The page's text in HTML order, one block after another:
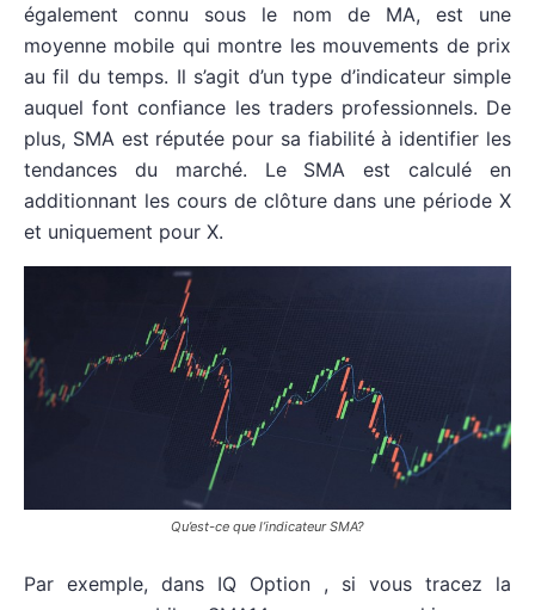
également connu sous le nom de MA, est une
moyenne mobile qui montre les mouvements de prix
au fil du temps. Il s’agit d’un type d’indicateur simple
auquel font confiance les traders professionnels. De
plus, SMA est réputée pour sa fiabilité à identifier les
tendances du marché. Le SMA est calculé en
additionnant les cours de clôture dans une période X
et uniquement pour X.
Qu’est-ce que l’indicateur SMA?
Par exemple, dans IQ Option , si vous tracez la